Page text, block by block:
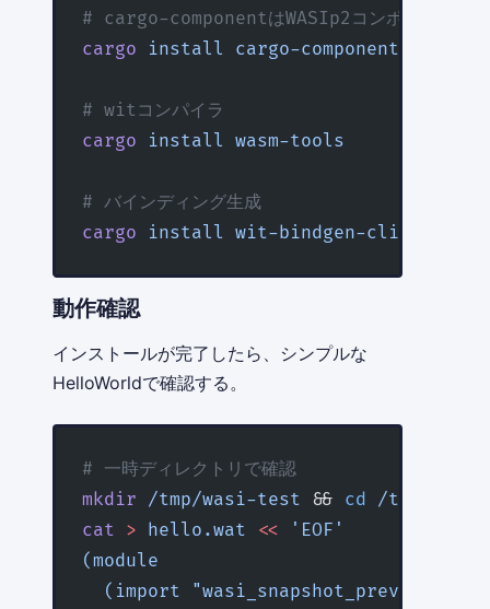
# cargo-componentはWASIp2コンポーネントの
cargo install cargo-component
# witコンパイラ
cargo install wasm-tools
# バインディング生成
cargo install wit-bindgen-cli
動作確認
インストールが完了したら、シンプルな
HelloWorldで確認する。
# 一時ディレクトリで確認
mkdir /tmp/wasi-test && cd /tmp/
cat > hello.wat << 'EOF'
(module
(import "wasi_snapshot_preview1"